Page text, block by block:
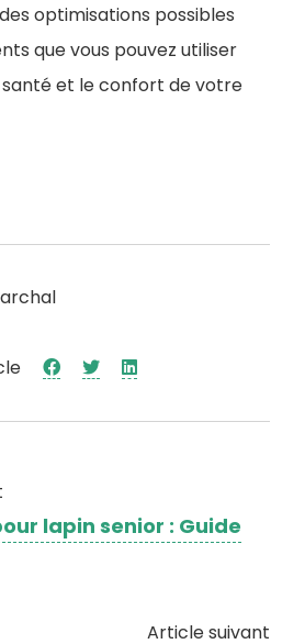
optimisations possibles
que vous pouvez utiliser
et le confort de votre
lapin senior : Guide
Article suivant